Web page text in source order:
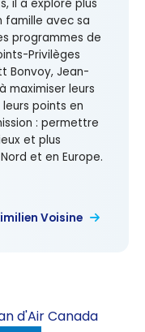
il a exploré plus
famille avec sa
programmes de
Privilèges
Bonvoy, Jean-
maximiser leurs
points en
: permettre
et plus
et en Europe.
Voisine
d'Air Canada